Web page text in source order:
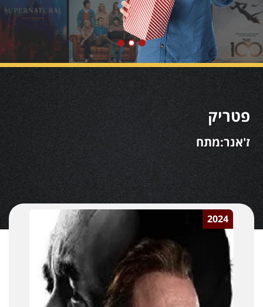
פטריק
ז'אנר:מתח
2024